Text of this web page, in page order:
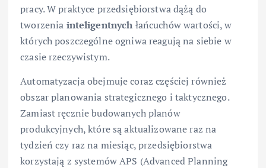
pracy. W praktyce przedsiębiorstwa dążą do
tworzenia inteligentnych łańcuchów wartości, w
których poszczególne ogniwa reagują na siebie w
czasie rzeczywistym.
Automatyzacja obejmuje coraz częściej również
obszar planowania strategicznego i taktycznego.
Zamiast ręcznie budowanych planów
produkcyjnych, które są aktualizowane raz na
tydzień czy raz na miesiąc, przedsiębiorstwa
korzystają z systemów APS (Advanced Planning